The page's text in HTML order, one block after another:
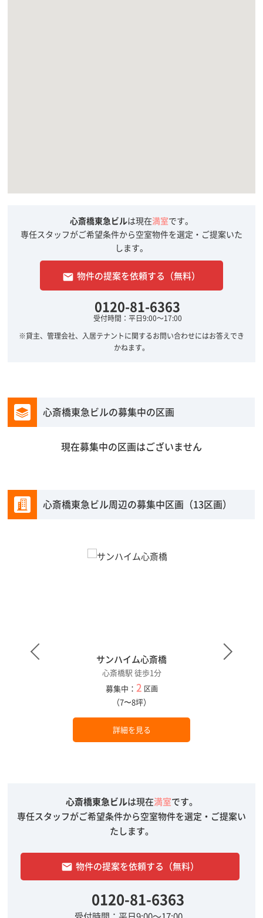
心斎橋東急ビルは現在満室です。
専任スタッフがご希望条件から空室物件を選定・ご提案いた
します。
email 物件の提案を依頼する（無料）
0120-81-6363
受付時間：平日9:00～17:00
※貸主、管理会社、入居テナントに関するお問い合わせにはお答えでき
かねます。
心斎橋東急ビルの募集中の区画
現在募集中の区画はございません
心斎橋東急ビル周辺の募集中区画（13区画）
サンハイム心斎橋
心斎橋駅 徒歩1分
募集中： 2 区画
（7〜8坪）
詳細を見る
心斎橋東急ビルは現在満室です。
専任スタッフがご希望条件から空室物件を選定・ご提案い
たします。
email 物件の提案を依頼する（無料）
0120-81-6363